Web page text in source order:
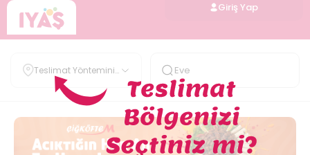
Giriş Yap
Teslimat Yöntemini
Belirle